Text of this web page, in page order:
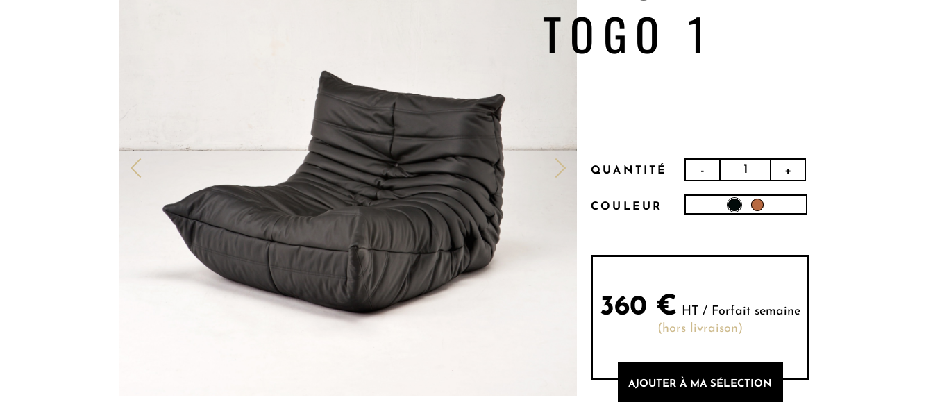
TOGO 1
QUANTITÉ - +
COULEUR
360 € HT / Forfait semaine
(hors livraison)
AJOUTER À MA SÉLECTION